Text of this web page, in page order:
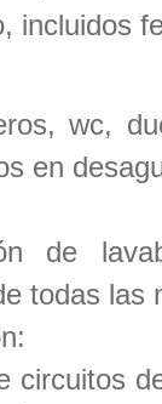
incluidos
wc,
en
de
todas las
circuitos